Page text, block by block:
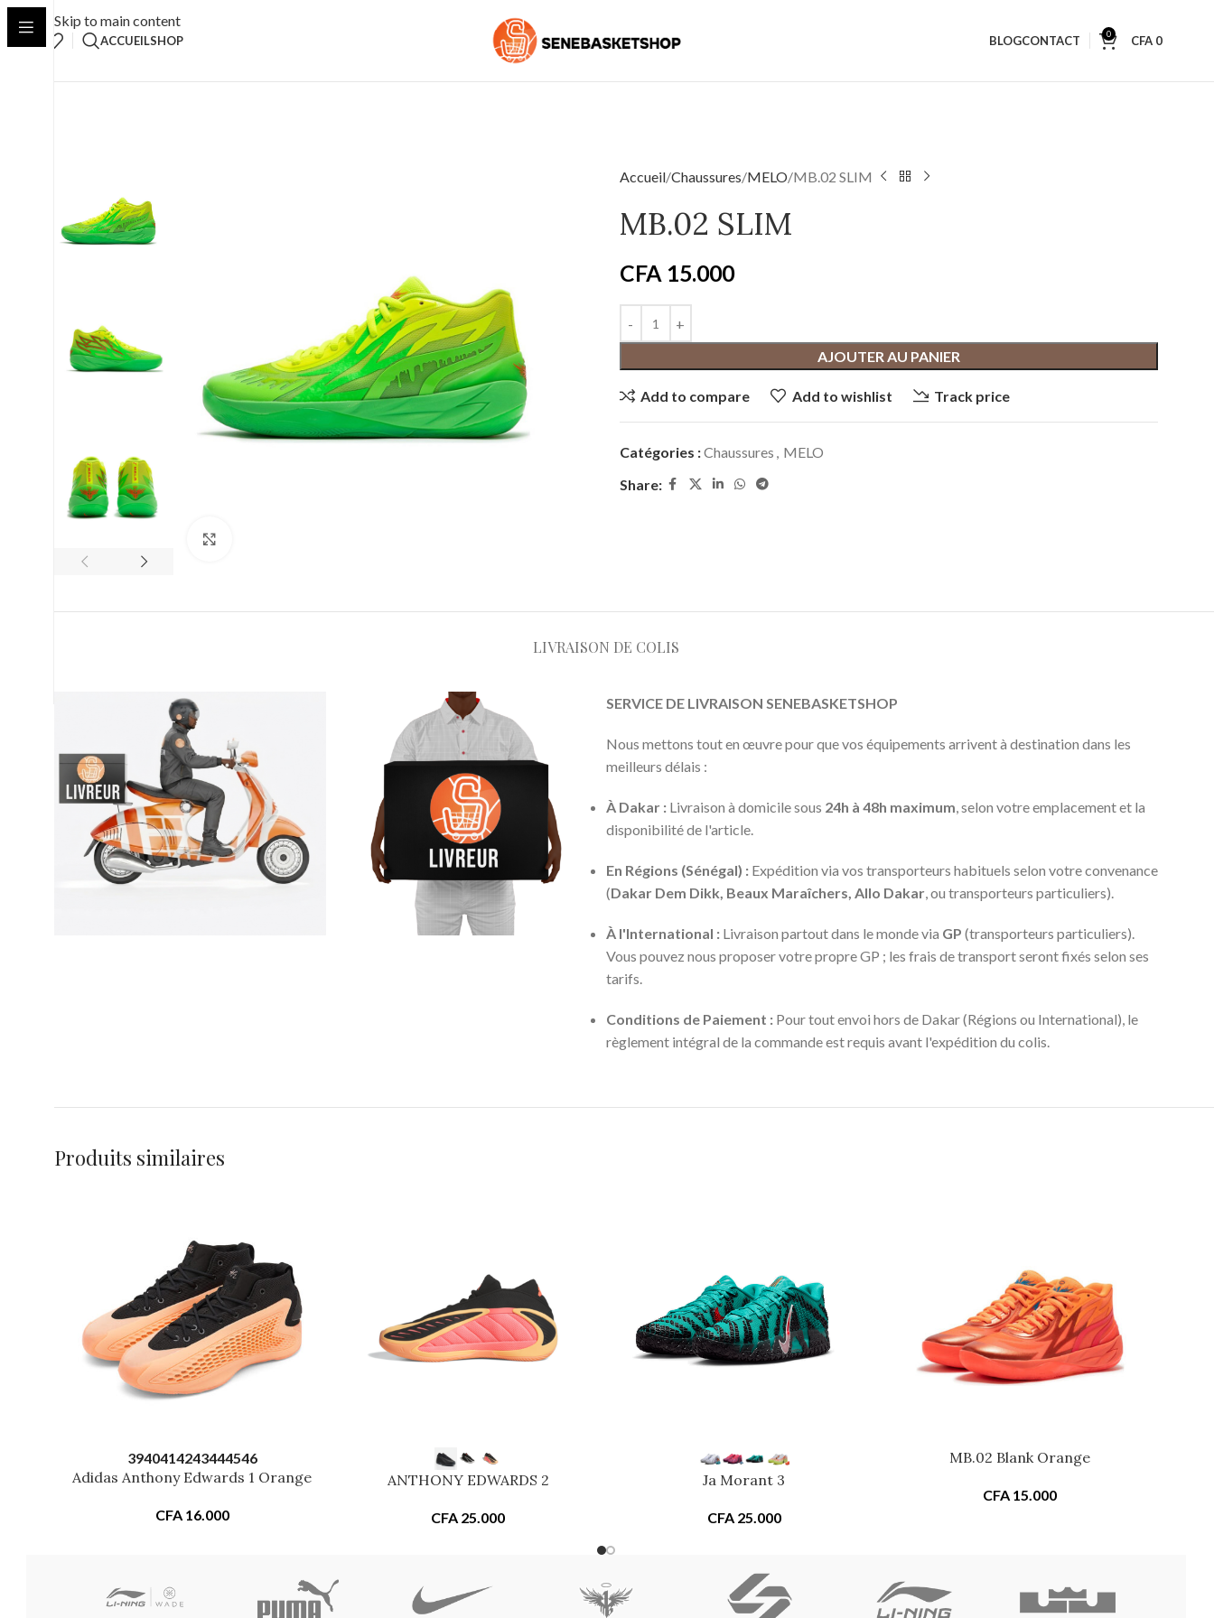
Skip to main content
ACCUEILSHOP BLOGCONTACT 0 CFA 0
Accueil Chaussures MELO MB.02 SLIM
MB.02 SLIM
CFA 15.000
AJOUTER AU PANIER
Add to compare Add to wishlist Track price
Catégories :Chaussures , MELO
Share:
LIVRAISON DE COLIS
SERVICE DE LIVRAISON SENEBASKETSHOP
Nous mettons tout en œuvre pour que vos équipements arrivent à destination dans les
meilleurs délais :
À Dakar : Livraison à domicile sous 24h à 48h maximum, selon votre emplacement et la
disponibilité de l'article.
En Régions (Sénégal) : Expédition via vos transporteurs habituels selon votre convenance
(Dakar Dem Dikk, Beaux Maraîchers, Allo Dakar, ou transporteurs particuliers).
À l'International : Livraison partout dans le monde via GP (transporteurs particuliers).
Vous pouvez nous proposer votre propre GP ; les frais de transport seront fixés selon ses
tarifs.
Conditions de Paiement : Pour tout envoi hors de Dakar (Régions ou International), le
règlement intégral de la commande est requis avant l'expédition du colis.
Produits similaires
3940414243444546
Adidas Anthony Edwards 1 Orange
CFA16.000
ANTHONY EDWARDS 2
CFA 25.000
Ja Morant 3
CFA25.000
MB.02 Blank Orange
CFA 15.000